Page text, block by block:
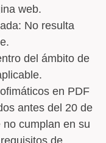
web.
No resulta
del ámbito de
en PDF
antes del 20 de
cumplan en su